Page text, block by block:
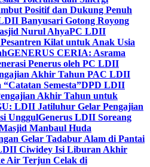
Positif dan Dukung Penuh
Banyusari Gotong Royong
Nurul AhyaPC LDII
Kilat untuk Anak Usia
GENERUS CERIA: Asrama
Penerus oleh PC LDII
Akhir Tahun PAC LDII
Semesta”DPD LDII
Akhir Tahun untuk
LDII Jatiluhur Gelar Pengajian
UnggulGenerus LDII Soreang
Manbaul Huda
Gelar Tadabur Alam di Pantai
Ciwidey Isi Liburan Akhir
Air Terjun Celak di